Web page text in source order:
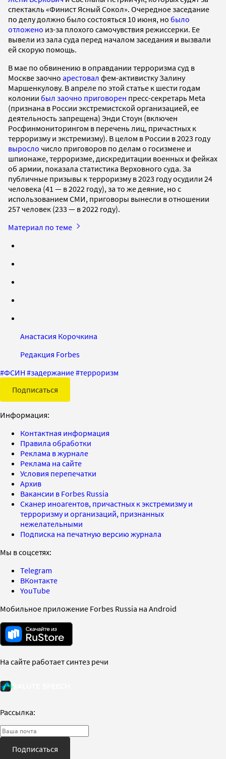
спектакль «Финист Ясный Сокол». Очередное заседание
по делу должно было состояться 10 июня, но было
отложено из-за плохого самочувствия режиссерки. Ее
вывели из зала суда перед началом заседания и вызвали
ей скорую помощь.
В мае по обвинению в оправдании терроризма суд в
Москве заочно арестовал фем-активистку Залину
Маршенкулову. В апреле по этой статье к шести годам
колонии был заочно приговорен пресс-секретарь Meta
(признана в России экстремистской организацией, ее
деятельность запрещена) Энди Стоун (включен
Росфинмониторингом в перечень лиц, причастных к
терроризму и экстремизму). В целом в России в 2023 году
выросло число приговоров по делам о госизмене и
шпионаже, терроризме, дискредитации военных и фейках
об армии, показала статистика Верховного суда. За
публичные призывы к терроризму в 2023 году осудили 24
человека (41 — в 2022 году), за то же деяние, но с
использованием СМИ, приговоры вынесли в отношении
257 человек (233 — в 2022 году).
Материал по теме
Анастасия Корочкина
Редакция Forbes
#ФСИН #задержание#терроризм
Подписаться
Информация:
Контактная информация
Правила обработки
Реклама в журнале
Реклама на сайте
Условия перепечатки
Архив
Вакансии в Forbes Russia
Сканер иноагентов, причастных к экстремизму и
терроризму и организаций, признанных
нежелательными
Подписка на печатную версию журнала
Мы в соцсетях:
Telegram
ВКонтакте
YouTube
Мобильное приложение Forbes Russia на Android
На сайте работает синтез речи
Рассылка:
Подписаться